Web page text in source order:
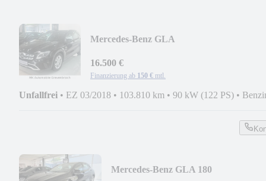
Mercedes-Benz GLA
16.500 €
Finanzierung ab 150 € mtl.
Unfallfrei • EZ 03/2018 • 103.810 km • 90 kW (122 PS) •
Mercedes-Benz GLA 180